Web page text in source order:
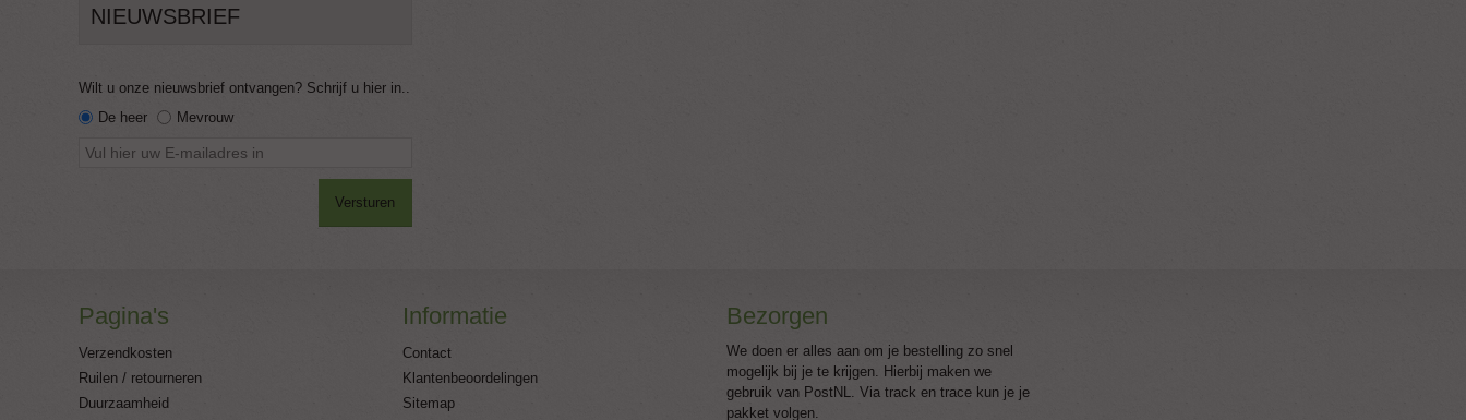
NIEUWSBRIEF
Wilt u onze nieuwsbrief ontvangen? Schrijf u hier in..
De heer
Mevrouw
Versturen
Pagina's
Verzendkosten
Ruilen / retourneren
Duurzaamheid
Informatie
Contact
Klantenbeoordelingen
Sitemap
Bezorgen
We doen er alles aan om je bestelling zo snel
mogelijk bij je te krijgen. Hierbij maken we
gebruik van PostNL. Via track en trace kun je je
pakket volgen.